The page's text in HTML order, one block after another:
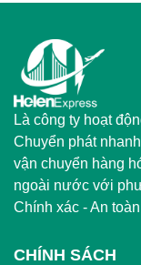
Là công ty hoạt
Chuyển phát
vận chuyển hàng
ngoài nước với
Chính xác - An toàn
CHÍNH SÁCH